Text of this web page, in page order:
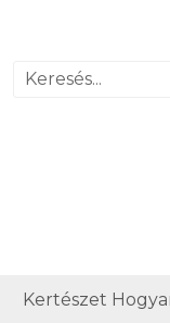
Kertészet